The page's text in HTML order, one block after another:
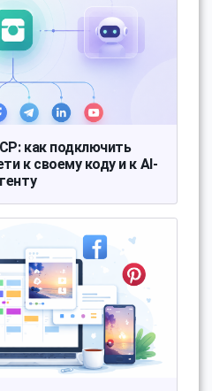
как подключить
к своему коду и к AI-